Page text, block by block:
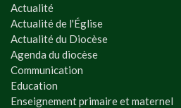
Actualité
Actualité de l'Église
Actualité du Diocèse
Agenda du diocèse
Communication
Education
Enseignement primaire et maternel